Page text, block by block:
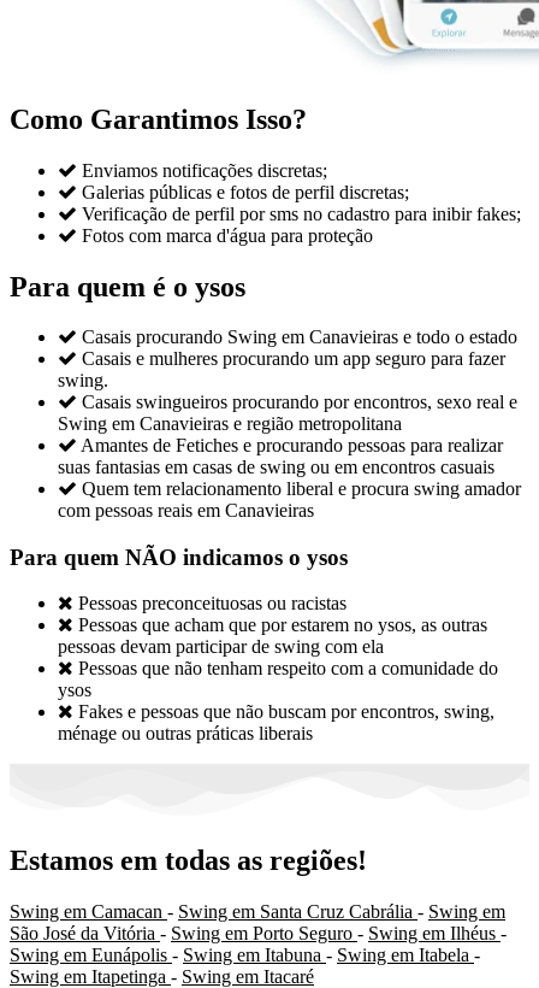
Como Garantimos Isso?
 Enviamos notificações discretas;
 Galerias públicas e fotos de perfil discretas;
 Verificação de perfil por sms no cadastro para inibir fakes;
 Fotos com marca d'água para proteção
Para quem é o ysos
 Casais procurando Swing em Canavieiras e todo o estado
 Casais e mulheres procurando um app seguro para fazer
swing.
 Casais swingueiros procurando por encontros, sexo real e
Swing em Canavieiras e região metropolitana
 Amantes de Fetiches e procurando pessoas para realizar
suas fantasias em casas de swing ou em encontros casuais
 Quem tem relacionamento liberal e procura swing amador
com pessoas reais em Canavieiras
Para quem NÃO indicamos o ysos
 Pessoas preconceituosas ou racistas
 Pessoas que acham que por estarem no ysos, as outras
pessoas devam participar de swing com ela
 Pessoas que não tenham respeito com a comunidade do
ysos
 Fakes e pessoas que não buscam por encontros, swing,
ménage ou outras práticas liberais
Estamos em todas as regiões!
Swing em Camacan - Swing em Santa Cruz Cabrália - Swing em
São José da Vitória - Swing em Porto Seguro - Swing em Ilhéus -
Swing em Eunápolis - Swing em Itabuna - Swing em Itabela -
Swing em Itapetinga - Swing em Itacaré